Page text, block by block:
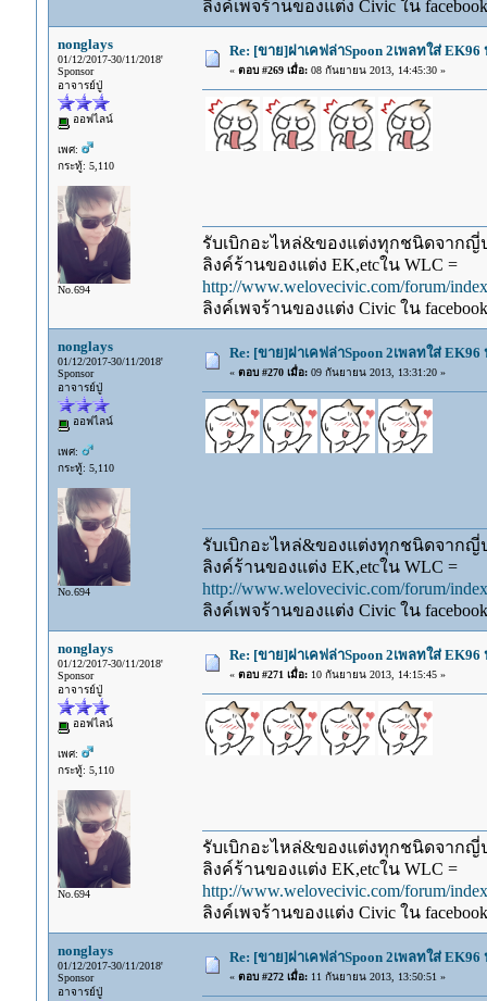
ลิงค์เพจร้านของแต่ง Civic ใน
nonglays
01/12/2017-30/11/2018'
Sponsor
อาจารย์ปู่
ออฟไลน์
เพศ:
กระทู้: 5,110
No.694
Re: [ขาย]ฝาเคฟล่าSpoon 2เพลทใส่
« ตอบ #269 เมื่อ:08 กันยายน 2013, 14:45:30 »
รับเบิกอะไหล่&ของแต่งทุกชนิดจากญี่
ลิงค์ร้านของแต่ง EK,etcใน WLC =
http://www.welovecivic.com/forum/
ลิงค์เพจร้านของแต่ง Civic ใน
nonglays
01/12/2017-30/11/2018'
Sponsor
อาจารย์ปู่
ออฟไลน์
เพศ:
กระทู้: 5,110
No.694
Re: [ขาย]ฝาเคฟล่าSpoon 2เพลทใส่
« ตอบ #270 เมื่อ:09 กันยายน 2013, 13:31:20 »
รับเบิกอะไหล่&ของแต่งทุกชนิดจากญี่
ลิงค์ร้านของแต่ง EK,etcใน WLC =
http://www.welovecivic.com/forum/
ลิงค์เพจร้านของแต่ง Civic ใน
nonglays
01/12/2017-30/11/2018'
Sponsor
อาจารย์ปู่
ออฟไลน์
เพศ:
กระทู้: 5,110
No.694
Re: [ขาย]ฝาเคฟล่าSpoon 2เพลทใส่
« ตอบ #271 เมื่อ:10 กันยายน 2013, 14:15:45 »
รับเบิกอะไหล่&ของแต่งทุกชนิดจากญี่
ลิงค์ร้านของแต่ง EK,etcใน WLC =
http://www.welovecivic.com/forum/
ลิงค์เพจร้านของแต่ง Civic ใน
nonglays
01/12/2017-30/11/2018'
Sponsor
อาจารย์ปู่
Re: [ขาย]ฝาเคฟล่าSpoon 2เพลทใส่
« ตอบ #272 เมื่อ:11 กันยายน 2013, 13:50:51 »